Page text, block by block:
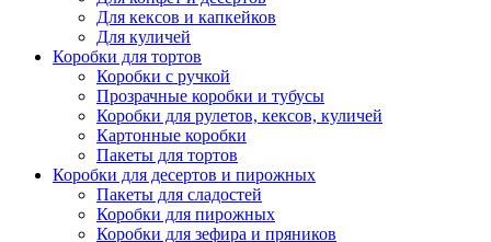
Для кексов и капкейков
Для куличей
Коробки для тортов
Коробки с ручкой
Прозрачные коробки и тубусы
Коробки для рулетов, кексов, куличей
Картонные коробки
Пакеты для тортов
Коробки для десертов и пирожных
Пакеты для сладостей
Коробки для пирожных
Коробки для зефира и пряников